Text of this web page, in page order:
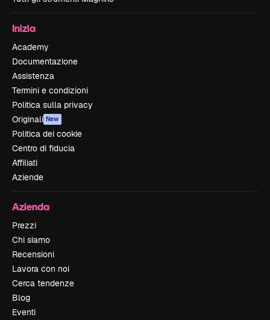
Inizia
Academy
Documentazione
Assistenza
Termini e condizioni
Politica sulla privacy
Originali New
Politica dei cookie
Centro di fiducia
Affiliati
Aziende
Azienda
Prezzi
Chi siamo
Recensioni
Lavora con noi
Cerca tendenze
Blog
Eventi